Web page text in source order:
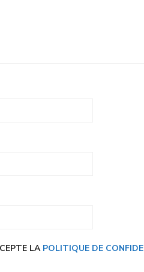
LA POLITIQUE DE